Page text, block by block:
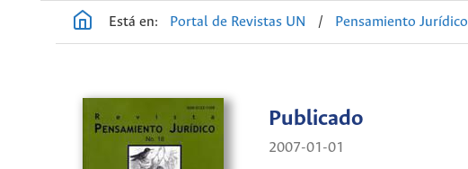
Está en: Portal de Revistas UN / Pensamiento Jurídico
Publicado
2007-01-01